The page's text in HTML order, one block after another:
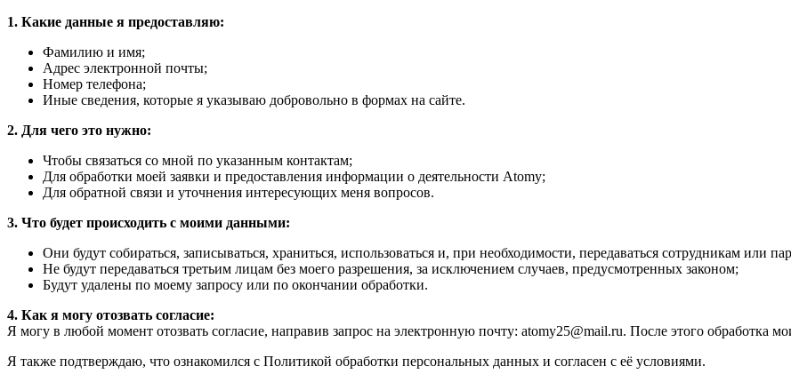
1. Какие данные я предоставляю:
Фамилию и имя;
Адрес электронной почты;
Номер телефона;
Иные сведения, которые я указываю добровольно в формах на сайте.
2. Для чего это нужно:
Чтобы связаться со мной по указанным контактам;
Для обработки моей заявки и предоставления информации о деятельности Atomy;
Для обратной связи и уточнения интересующих меня вопросов.
3. Что будет происходить с моими данными:
Они будут собираться, записываться, храниться, использоваться и, при необходимости, передаваться сотрудникам или
Не будут передаваться третьим лицам без моего разрешения, за исключением случаев, предусмотренных законом;
Будут удалены по моему запросу или по окончании обработки.
4. Как я могу отозвать согласие:
Я могу в любой момент отозвать согласие, направив запрос на электронную почту: atomy25@mail.ru. После этого обработка
Я также подтверждаю, что ознакомился с Политикой обработки персональных данных и согласен с её условиями.